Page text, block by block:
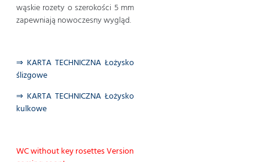
wąskie rozety o szerokości 5 mm
zapewniają nowoczesny wygląd.
⇒ KARTA TECHNICZNA Łożysko
ślizgowe
⇒ KARTA TECHNICZNA Łożysko
kulkowe
WC without key rosettes Version